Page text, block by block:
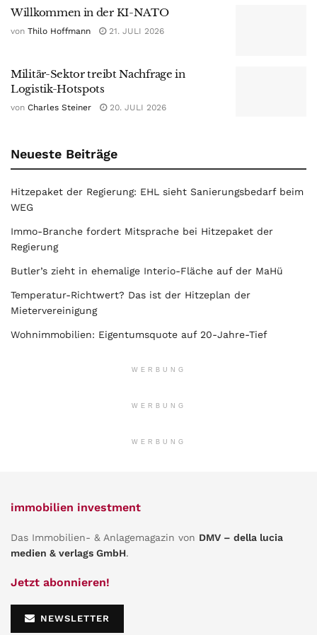
Willkommen in der KI-NATO
von Thilo Hoffmann 21. JULI 2026
Militär-Sektor treibt Nachfrage in
Logistik-Hotspots
von Charles Steiner 20. JULI 2026
Neueste Beiträge
Hitzepaket der Regierung: EHL sieht Sanierungsbedarf beim
WEG
Immo-Branche fordert Mitsprache bei Hitzepaket der
Regierung
Butler’s zieht in ehemalige Interio-Fläche auf der MaHü
Temperatur-Richtwert? Das ist der Hitzeplan der
Mietervereinigung
Wohnimmobilien: Eigentumsquote auf 20-Jahre-Tief
WERBUNG
WERBUNG
WERBUNG
immobilien investment
Das Immobilien- & Anlagemagazin von DMV – della lucia
medien & verlags GmbH.
Jetzt abonnieren!
NEWSLETTER